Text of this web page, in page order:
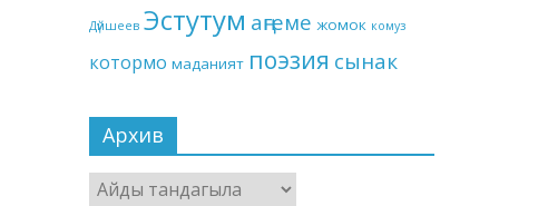
Дүйшеев Эстутум аңгеме жомок комуз
котормо маданият поэзия сынак
Архив
Архив